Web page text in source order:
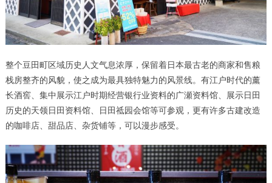
整个豆田町区域历史人文气息浓厚，保留着日本最古老的商家和售粮
栈房整齐的风貌，使之成为最具独特魅力的风景线。有江户时代的薰
长酒窖、集中展示江户时期经营银行业资料的广瀬资料馆、展示日田
历史的天领日田资料馆、日田祗园会馆等可参观，更有许多古建改造
的咖啡店、甜品店、杂货铺等，可以漫步感受。